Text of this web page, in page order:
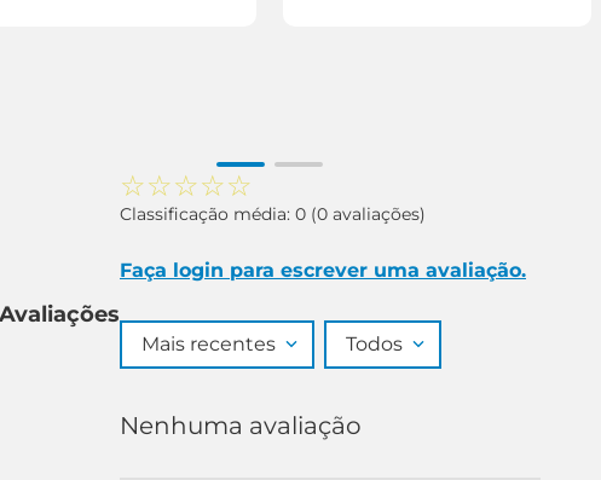
Avaliações
☆☆☆☆☆
Classificação média: 0 (0 avaliações)
Faça login para escrever uma avaliação.
Mais recentes Todos
Nenhuma avaliação